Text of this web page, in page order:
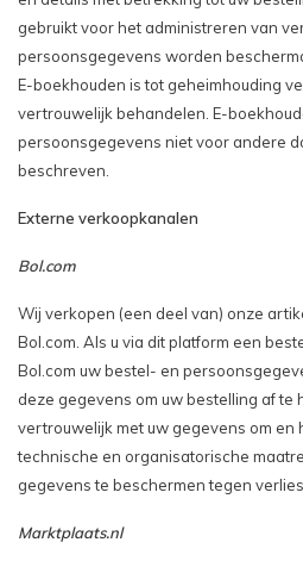
gebruikt voor het administreren van
persoonsgegevens worden
E-boekhouden is tot geheimhouding
vertrouwelijk behandelen. E-
persoonsgegevens niet voor andere
beschreven.
Externe verkoopkanalen
Bol.com
Wij verkopen (een deel van) onze
Bol.com. Als u via dit platform een
Bol.com uw bestel- en
deze gegevens om uw bestelling af te
vertrouwelijk met uw gegevens om en
technische en organisatorische
gegevens te beschermen tegen
Marktplaats.nl